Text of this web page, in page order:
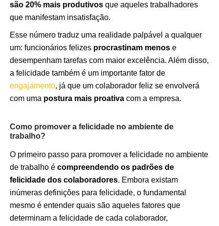
são 20% mais produtivos que aqueles trabalhadores
que manifestam insatisfação.
Esse número traduz uma realidade palpável a qualquer
um: funcionários felizes procrastinam menos e
desempenham tarefas com maior excelência. Além disso,
a felicidade também é um importante fator de
engajamento, já que um colaborador feliz se envolverá
com uma postura mais proativa com a empresa.
Como promover a felicidade no ambiente de
trabalho?
O primeiro passo para promover a felicidade no ambiente
de trabalho é compreendendo os padrões de
felicidade dos colaboradores. Embora existam
inúmeras definições para felicidade, o fundamental
mesmo é entender quais são aqueles fatores que
determinam a felicidade de cada colaborador,